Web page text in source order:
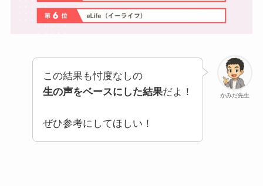
かみだ先生
この結果も忖度なしの
生の声をベースにした結果だよ！
ぜひ参考にしてほしい！